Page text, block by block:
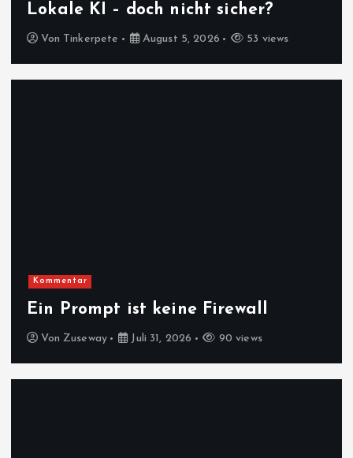
Lokale KI – doch nicht sicher?
Von Tinkerpete August 5, 2026 53 views
Kommentar
Ein Prompt ist keine Firewall
Von Zuseway Juli 31, 2026 90 views